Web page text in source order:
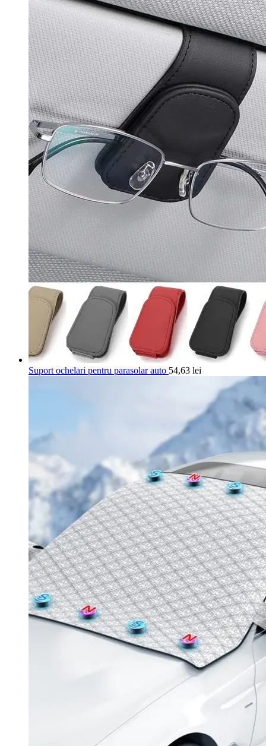
Suport ochelari pentru parasolar auto 54,63 lei